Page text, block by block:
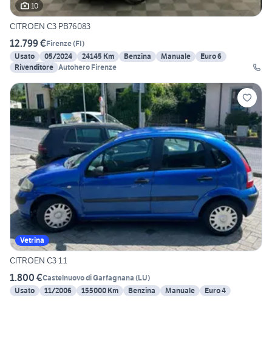
10
CITROEN C3 PB76083
12.799 €Firenze(FI)
Usato
05/2024 24145 Km Benzina Manuale
Euro 6
Rivenditore Autohero Firenze
Vetrina
CITROEN C3 1.1
1.800 €Castelnuovo di Garfagnana (LU)
Usato
11/2006 155000 Km Benzina Manuale Euro 4